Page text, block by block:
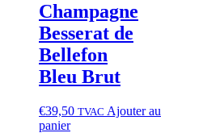
Champagne
Besserat de
Bellefon
Bleu Brut
€39,50 TVAC Ajouter au
panier